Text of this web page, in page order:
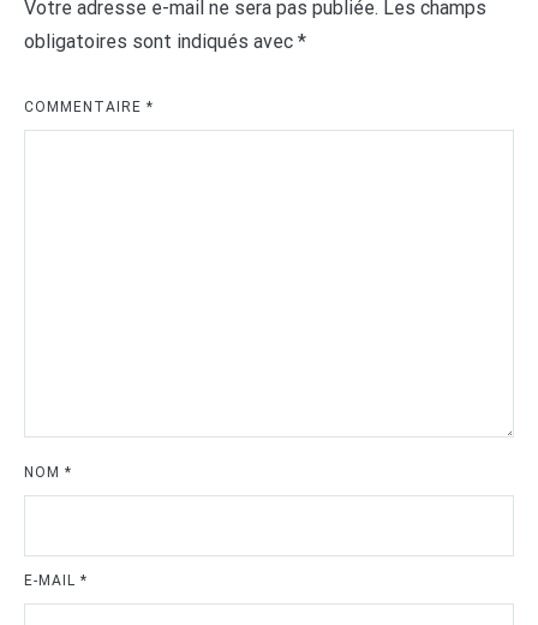
Votre adresse e-mail ne sera pas publiée. Les champs
obligatoires sont indiqués avec *
COMMENTAIRE *
NOM *
E-MAIL *